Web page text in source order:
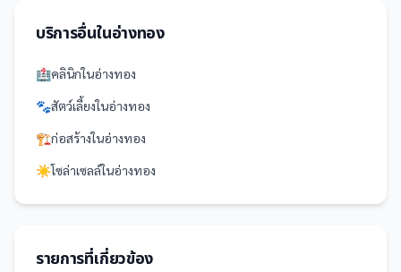
บริการอื่นในอ่างทอง
🏥คลินิกในอ่างทอง
🐾สัตว์เลี้ยงในอ่างทอง
🏗️ก่อสร้างในอ่างทอง
☀️โซล่าเซลล์ในอ่างทอง
รายการที่เกี่ยวข้อง